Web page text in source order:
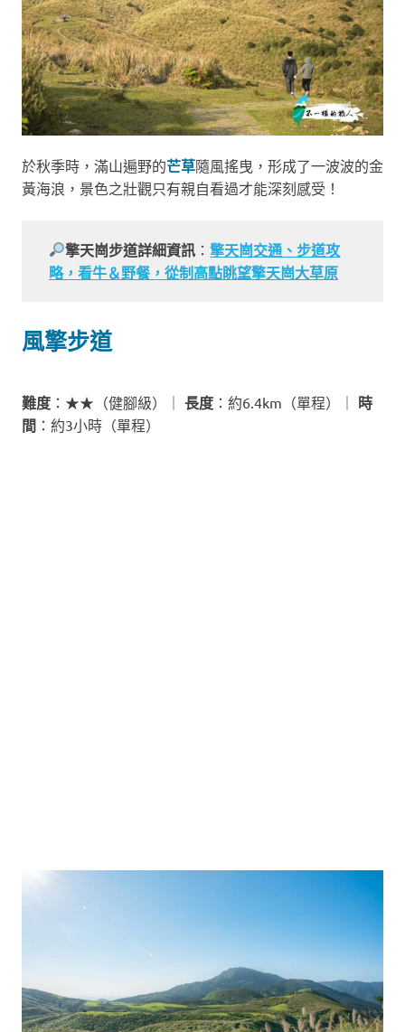
於秋季時，滿山遍野的芒草隨風搖曳，形成了一波波的金
黃海浪，景色之壯觀只有親自看過才能深刻感受！
擎天崗步道詳細資訊 ：擎天崗交通、步道攻
略，看牛＆野餐，從制高點眺望擎天崗大草原
風擎步道
難度 ：★★（健腳級）｜ 長度 ：約6.4km（單程）｜ 時
間 ：約3小時（單程）